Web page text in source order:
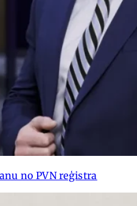
no PVN reģistra